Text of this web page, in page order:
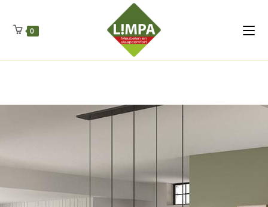
Regenschut
Drueckerpro
Fettsauren Dekemax Kapselmed
Luftkuhlen Zauberfan Netzfenste Insektensc
0